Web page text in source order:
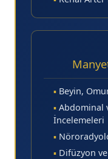
▪ Beyin,
▪ Abdominal
İncelemeleri
▪
▪ Difüzyon